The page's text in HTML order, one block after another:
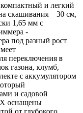
и легкий
скашивания – 30 см,
1,65 мм с
-
под разный рост
переключения в
газона, клумб,
с аккумулятором
и садовой
оснащены
от глубокого